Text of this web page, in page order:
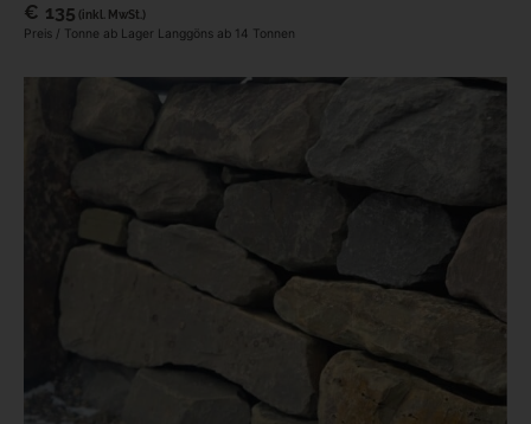
€ 135 (inkl. MwSt.)
Preis / Tonne ab Lager Langgöns ab 14 Tonnen